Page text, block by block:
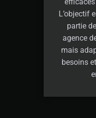
L’objectif
partie
agence
mais
besoins